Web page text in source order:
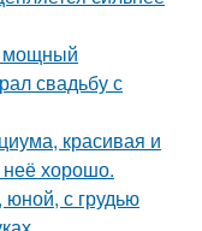
мощный
свадьбу с
красивая и
хорошо.
с грудью